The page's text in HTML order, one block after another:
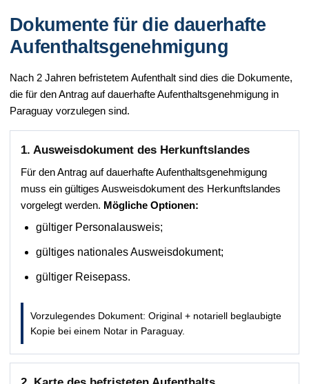
Dokumente für die dauerhafte
Aufenthaltsgenehmigung
Nach 2 Jahren befristetem Aufenthalt sind dies die Dokumente,
die für den Antrag auf dauerhafte Aufenthaltsgenehmigung in
Paraguay vorzulegen sind.
1. Ausweisdokument des Herkunftslandes
Für den Antrag auf dauerhafte Aufenthaltsgenehmigung
muss ein gültiges Ausweisdokument des Herkunftslandes
vorgelegt werden. Mögliche Optionen:
gültiger Personalausweis;
gültiges nationales Ausweisdokument;
gültiger Reisepass.
Vorzulegendes Dokument: Original + notariell beglaubigte
Kopie bei einem Notar in Paraguay.